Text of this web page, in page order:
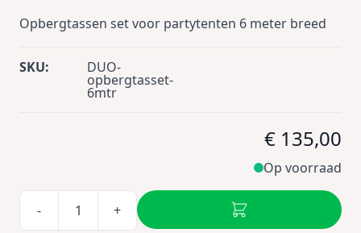
Opbergtassen set voor partytenten 6 meter breed
SKU: DUO-
opbergtasset-
6mtr
€ 135,00
Op voorraad
- +